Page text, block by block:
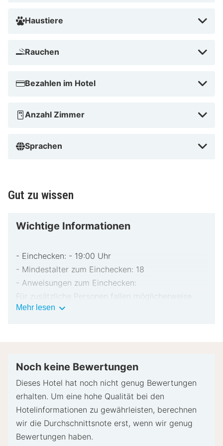
Haustiere
Rauchen
Bezahlen im Hotel
Anzahl Zimmer
Sprachen
Gut zu wissen
Wichtige Informationen
- Einchecken: - 19:00 Uhr
- Mindestalter zum Einchecken: 18
- Anweisungen zum Einchecken:
Für zusätzliche Personen fallen möglicherweise
Gebühren an, die abhängig von den Bestimmungen
bar für unvorhergesehene Aufwendungen verlangt.
versucht, Sonderwünschen entgegenzukommen,
Eventuell fallen zusätzliche Gebühren an.
Diese Unterkunft akzeptiert Kreditkarten,
Debitkarten und Bargeld.
Mehr lesen Wichtige
Noch keine Bewertungen
Dieses Hotel hat noch nicht genug Bewertungen
erhalten. Um eine hohe Qualität bei den
Hotelinformationen zu gewährleisten, berechnen
wir die Durchschnittsnote erst, wenn wir genug
Bewertungen haben.